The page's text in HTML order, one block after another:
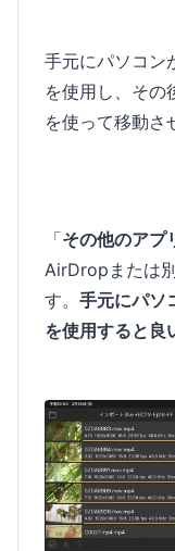
手元にパソコン
を使用し、そ
を使って移動さ
「その他のア
AirDropまたは
す。 手元にパソ
を使用すると良